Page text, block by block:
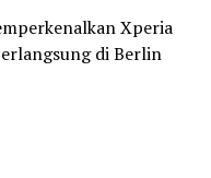
Xperia
di Berlin